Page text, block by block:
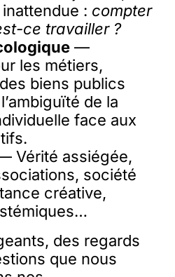
: compter
ce travailler ?
—
les métiers,
biens publics
de la
face aux
Vérité assiégée,
société
créative,
des regards
que nous